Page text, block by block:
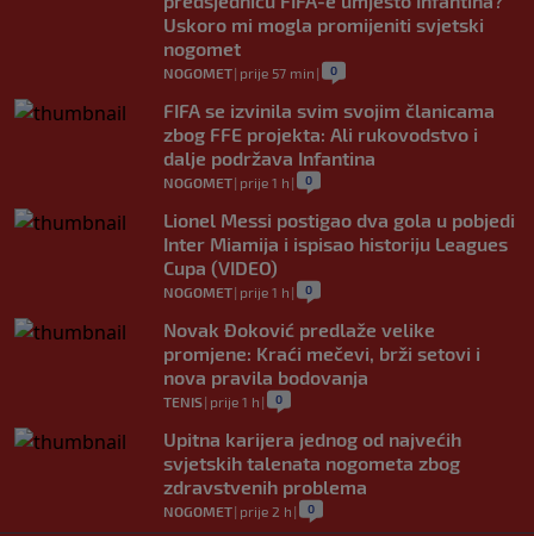
Uskoro mi mogla promijeniti svjetski
nogomet
NOGOMET| prije 57 min | 0
FIFA se izvinila svim svojim članicama
zbog FFE projekta: Ali rukovodstvo i
dalje podržava Infantina
NOGOMET| prije 1 h | 0
Lionel Messi postigao dva gola u pobjedi
Inter Miamija i ispisao historiju Leagues
Cupa (VIDEO)
NOGOMET| prije 1 h | 0
Novak Đoković predlaže velike
promjene: Kraći mečevi, brži setovi i
nova pravila bodovanja
TENIS| prije 1 h | 0
Upitna karijera jednog od najvećih
svjetskih talenata nogometa zbog
zdravstvenih problema
NOGOMET| prije 2 h | 0